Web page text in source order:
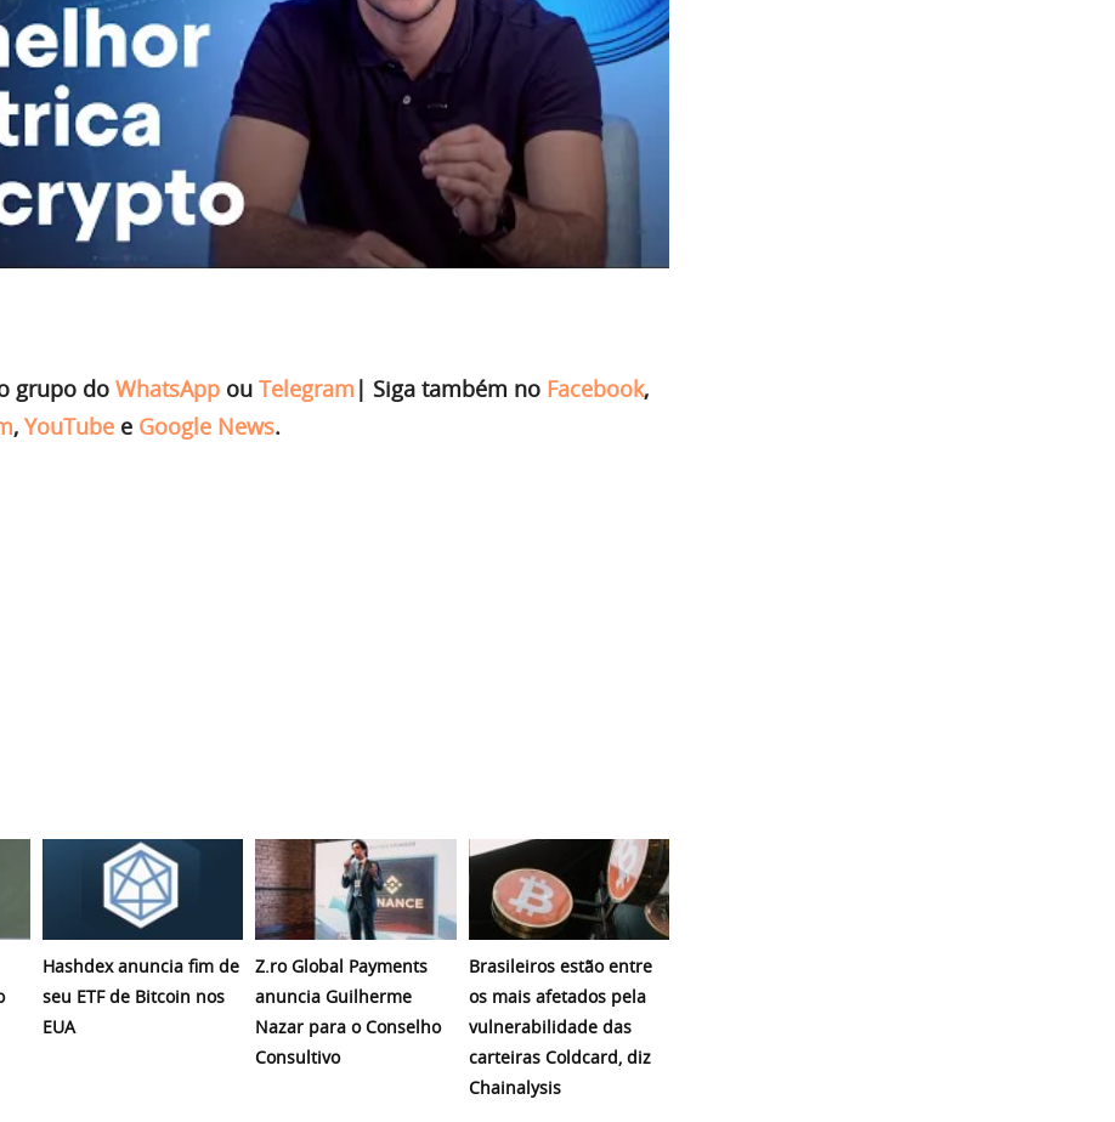
grupo do WhatsApp ou Telegram | Siga também no Facebook,
, YouTube e Google News.
Hashdex anuncia fim de
seu ETF de Bitcoin nos
EUA
Z.ro Global Payments
anuncia Guilherme
Nazar para o Conselho
Consultivo
Brasileiros estão entre
os mais afetados pela
vulnerabilidade das
carteiras Coldcard, diz
Chainalysis